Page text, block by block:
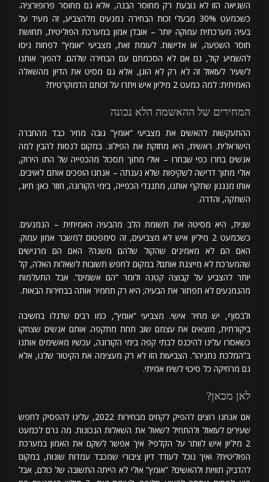
השגיאה הזו לא נובעת רק מחוסר הבנה, אלא גם מחוסר פרופורציה.
כשכמעט 30% מבעלי זכות הבחירה נמנעים מלהצביע, זה מעיד על
בעיה מערכתית עמוקה יותר – אובדן אמון במערכת הפוליטית, תחושת
חוסר השפעה, או אדישות. לעומת זאת, מצביעי “אומץ” לפחות ניסו
להשמיע קול, גם אם לא הסכמתם עם הבחירה שלהם. להפוך אותנו
לשעיר לעזאזל זה לא רק לא הוגן, אלא גם מסיט את הדיון מהשאלה
האמיתית: למה כמעט 2 מיליון איש ויתרו על זכותם הדמוקרטית?
המחירים של ההאשמה הלא נכונה
ההתעקשות להאשים את מצביעי “אומץ” גובה מחיר כבד מהחברה
הישראלית. ראשית, היא מחזקת את הפילוג. במקום לנסות להבין למה
אנשים בחרו כפי שבחרו – אולי מתוך תסכול מהכפייה של התו הירוק,
אולי מתוך דרישה לשקיפות שלא נענתה – אנחנו הופכים אותם לאויבים.
אותו מנגנון שתקף אותנו, מתנגדי הכפייה, בימי הקורונה, חוזר כאן: תיוג,
השתקה, והדרה.
שנית, היא מסיטה את תשומת הלב מהבעיה האמיתית – הנמנעים.
כשכמעט 2 מיליון איש לא מצביעים, זה סימפטום למשבר אמון עמוק.
האם הם לא מאמינים שהקול שלהם משנה? האם הם מרגישים
שהמערכת לא מייצגת אותם? במקום לחפש תשובות לשאלות האלה, קל
יותר להצביע על קבוצה קטנה ולומר “הם אשמים”. אבל התעלמות
מהנמנעים לא תפתור את הבעיה; היא רק תחמיר אותה בבחירות הבאות.
ולבסוף, יש מחיר אישי. מצביעי “אומץ”, כמו רבים שדגלו בחשיבה
ביקורתית, מוצאים את עצמם שוב תחת מתקפה. אותם אנשים שצחקו
כשאסרו עלינו להיכנס לבתי קפה בימי הקורונה, עכשיו מאשימים אותנו
ב”המלכת נתניהו”. הצביעות הזו לא רק מעצימה את הקיטור שלנו, אלא
גם מרחיקה כל סיכוי לשיח אמיתי.
לאן מכאן?
אם אנחנו רוצים להפיק לקחים מבחירות 2022, עלינו להפסיק לחפש
שעירים לעזאזל ולהתחיל לשאול את השאלות הנכונות. מה גרם לכמעט
2 מיליון איש לוותר על הקלפי? איך אפשר לשקם את האמון במערכת
הפוליטית? ואיך נוכל לעודד דיון ציבורי שמכבד עמדות שונות, במקום
להדביק תוויות ולהאשים? “אומץ” אולי לא הייתה התשובה של כולם, אבל